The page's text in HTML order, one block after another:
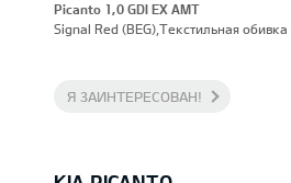
Picanto 1,0 GDI EX AMT
Signal Red (BEG),Текстильная
Я ЗАИНТЕРЕСОВАН!